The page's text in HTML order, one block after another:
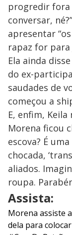
progredir fora
conversar,
apresentar
rapaz for para
Ela ainda
do ex-
saudades de
começou a
E, enfim,
Morena ficou
escova? É
chocada,
aliados.
roupa.
Assista:
Morena assiste
dela para